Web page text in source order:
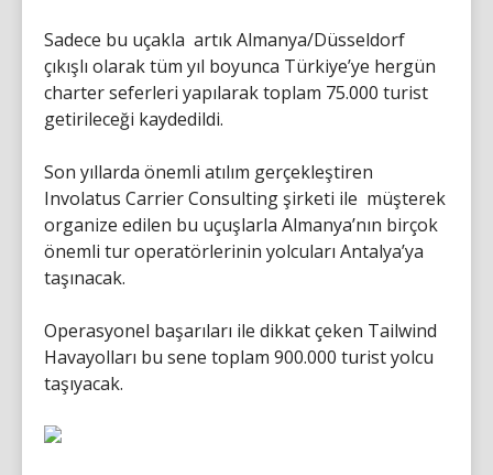
Sadece bu uçakla artık Almanya/Düsseldorf
çıkışlı olarak tüm yıl boyunca Türkiye’ye hergün
charter seferleri yapılarak toplam 75.000 turist
getirileceği kaydedildi.
Son yıllarda önemli atılım gerçekleştiren
Involatus Carrier Consulting şirketi ile müşterek
organize edilen bu uçuşlarla Almanya’nın birçok
önemli tur operatörlerinin yolcuları Antalya’ya
taşınacak.
Operasyonel başarıları ile dikkat çeken Tailwind
Havayolları bu sene toplam 900.000 turist yolcu
taşıyacak.